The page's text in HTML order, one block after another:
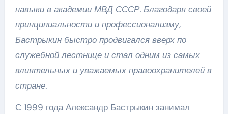
навыки в академии МВД СССР. Благодаря своей
принципиальности и профессионализму,
Бастрыкин быстро продвигался вверх по
служебной лестнице и стал одним из самых
влиятельных и уважаемых правоохранителей в
стране.
С 1999 года Александр Бастрыкин занимал